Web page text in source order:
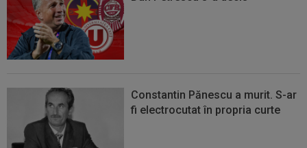
Constantin Pănescu a murit. S-ar
fi electrocutat în propria curte